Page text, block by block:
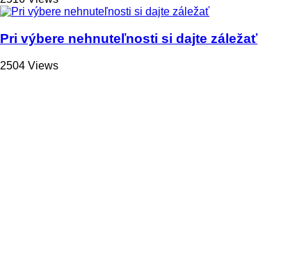
Pri výbere nehnuteľnosti si dajte záležať
2504 Views